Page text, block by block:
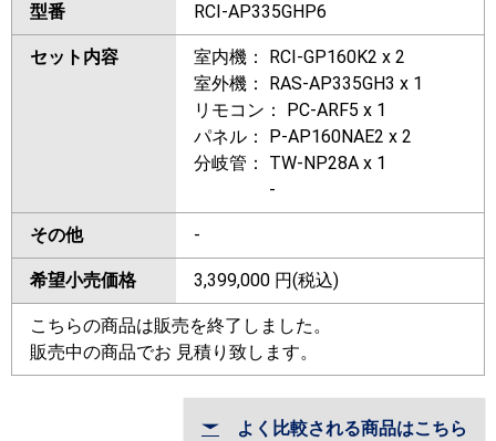
型番 RCI-AP335GHP6
セット内容
室内機： RCI-GP160K2 x 2
室外機： RAS-AP335GH3 x 1
リモコン： PC-ARF5 x 1
パネル： P-AP160NAE2 x 2
分岐管： TW-NP28A x 1
-
その他 -
希望小売価格 3,399,000 円(税込)
こちらの商品は販売を終了しました。
販売中の商品でお 見積り致します。
よく比較される商品はこちら